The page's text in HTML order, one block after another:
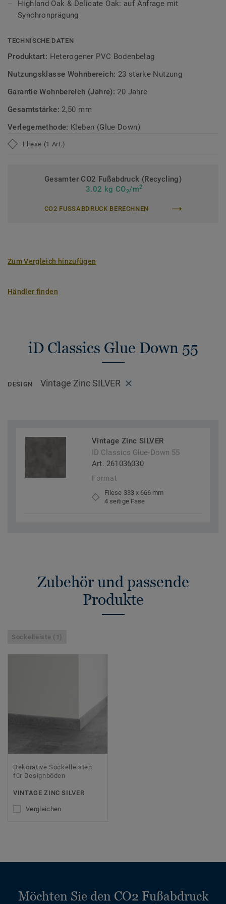
Die Tektanium-Oberfläche sorgt für eine authentische,
ultramatte Optik und schützt den Boden zuverlässig vor
Wohnbereiche.
Zirkulär gedacht
recycelbar. Zudem ist der Bodenbelag phthalatfrei und
weist sehr niedrige VOC-Emissionen auf, geprüft nach
iD Classics Glue Down ist auch mit 0,70 mm
Nutzschichtstärke verfügbar, geeignet für den Einsatz im
>> Erfahren Sie mehr über Tarkett Klebevinyl.
Highland Oak & Delicate Oak: auf Anfrage mit
Synchronprägung
TECHNISCHE DATEN
Produktart: Heterogener PVC Bodenbelag
Nutzungsklasse Wohnbereich: 23 starke Nutzung
Garantie Wohnbereich (Jahre): 20 Jahre
Gesamtstärke: 2,50 mm
Verlegemethode: Kleben (Glue Down)
Fliese (1 Art.)
Gesamter CO2 Fußabdruck (Recycling)
3.02 kg CO2/m2
CO2 FUSSABDRUCK BERECHNEN
Zum Vergleich hinzufügen
Händler finden
iD Classics Glue Down 55
DESIGN Vintage Zinc SILVER
Vintage Zinc SILVER
ID Classics Glue-Down 55
Art. 261036030
Format
Fliese 333 x 666 mm
4 seitige Fase
Zubehör und passende
Produkte
Sockelleiste (1)
Dekorative Sockelleisten
für Designböden
VINTAGE ZINC SILVER
Vergleichen
Möchten Sie den CO2 Fußabdruck